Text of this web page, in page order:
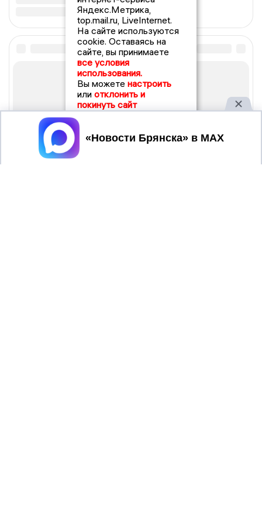
Яндекс.Метрика,
top.mail.ru, LiveInternet.
На сайте используются
cookie. Оставаясь на
сайте, вы принимаете
все условия
использования.
Вы можете настроить
или отклонить и
покинуть сайт
Принять